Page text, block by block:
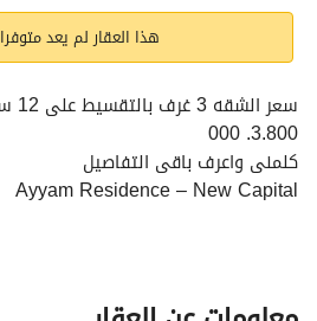
هذا العقار لم يعد
سعر الشقه 3 غرف بالتقسيط على 12 سنه
3.800. 000
كلمنى واعرف باقى التفاصيل
Ayyam Residence – New Capital
موقع مميز + خدمات متكاملة